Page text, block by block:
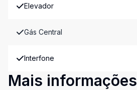
Elevador
Gás Central
Interfone
Mais informações